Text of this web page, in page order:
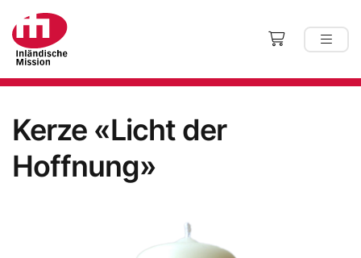
Kerze «Licht der
Hoffnung»